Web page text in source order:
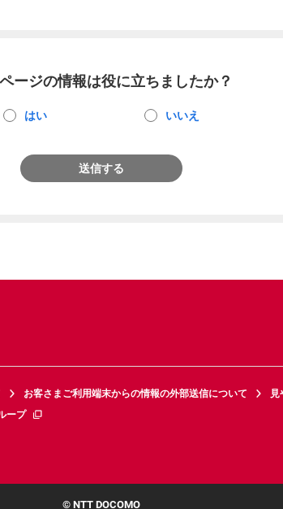
ージの情報は役に立ちましたか？
はい いいえ
送信する
お客さまご利用端末からの情報の外部送信について
見
ープ
© NTT DOCOMO